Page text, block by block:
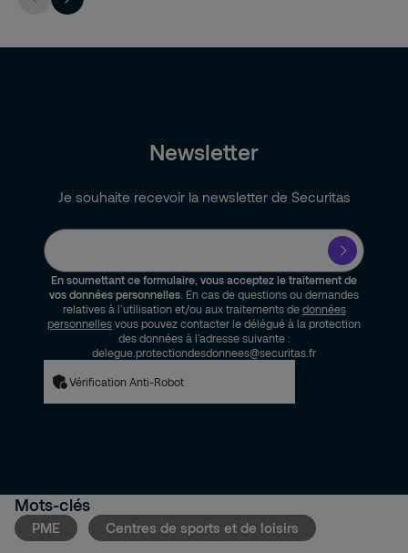
Newsletter
Je souhaite recevoir la newsletter de Securitas
En soumettant ce formulaire, vous acceptez le traitement de
vos données personnelles . En cas de questions ou demandes
relatives à l’utilisation et/ou aux traitements de données
personnelles vous pouvez contacter le délégué à la protection
des données à l’adresse suivante :
delegue.protectiondesdonnees@securitas.fr
Vérification Anti-Robot
Mots-clés
PME Centres de sports et de loisirs